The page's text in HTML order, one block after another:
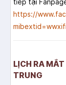
tiếp tại
https://
LỊCH RA
TRUNG